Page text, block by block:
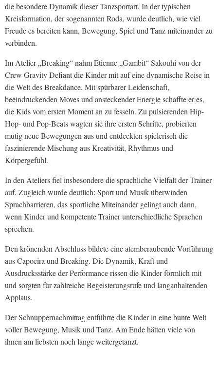
die besondere Dynamik dieser Tanzsportart. In der typischen
Kreisformation, der sogenannten Roda, wurde deutlich, wie viel
Freude es bereiten kann, Bewegung, Spiel und Tanz miteinander zu
verbinden.
Im Atelier „Breaking“ nahm Etienne „Gambit“ Sakouhi von der
Crew Gravity Defiant die Kinder mit auf eine dynamische Reise in
die Welt des Breakdance. Mit spürbarer Leidenschaft,
beeindruckenden Moves und ansteckender Energie schaffte er es,
die Kids vom ersten Moment an zu fesseln. Zu pulsierenden Hip-
Hop- und Pop-Beats wagten sie ihre ersten Schritte, probierten
mutig neue Bewegungen aus und entdeckten spielerisch die
faszinierende Mischung aus Kreativität, Rhythmus und
Körpergefühl.
In den Ateliers fiel insbesondere die sprachliche Vielfalt der Trainer
auf. Zugleich wurde deutlich: Sport und Musik überwinden
Sprachbarrieren, das sportliche Miteinander gelingt auch dann,
wenn Kinder und kompetente Trainer unterschiedliche Sprachen
sprechen.
Den krönenden Abschluss bildete eine atemberaubende Vorführung
aus Capoeira und Breaking. Die Dynamik, Kraft und
Ausdrucksstärke der Performance rissen die Kinder förmlich mit
und sorgten für zahlreiche Begeisterungsrufe und langanhaltenden
Applaus.
Der Schnuppernachmittag entführte die Kinder in eine bunte Welt
voller Bewegung, Musik und Tanz. Am Ende hätten viele von
ihnen am liebsten noch lange weitergetanzt.